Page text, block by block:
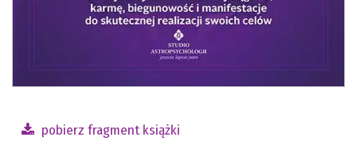
pobierz fragment książki